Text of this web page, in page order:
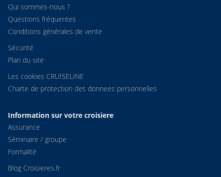
Qui sommes-nous ?
Questions fréquentes
Conditions générales de vente
Sécurité
Plan du site
Les cookies CRUISELINE
Charte de protection des donnees personnelles
Information sur votre croisiere
Assurance
Séminaire / groupe
Formalité
Blog Croisieres.fr